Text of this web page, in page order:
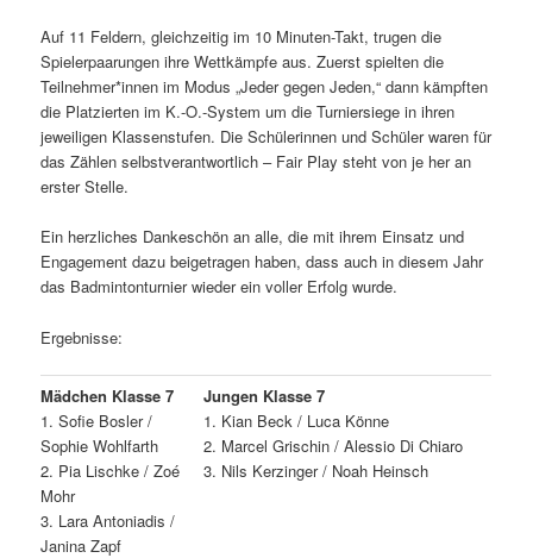
Auf 11 Feldern, gleichzeitig im 10 Minuten-Takt, trugen die
Spielerpaarungen ihre Wettkämpfe aus. Zuerst spielten die
Teilnehmer*innen im Modus „Jeder gegen Jeden,“ dann kämpften
die Platzierten im K.-O.-System um die Turniersiege in ihren
jeweiligen Klassenstufen. Die Schülerinnen und Schüler waren für
das Zählen selbstverantwortlich – Fair Play steht von je her an
erster Stelle.
Ein herzliches Dankeschön an alle, die mit ihrem Einsatz und
Engagement dazu beigetragen haben, dass auch in diesem Jahr
das Badmintonturnier wieder ein voller Erfolg wurde.
Ergebnisse:
Mädchen Klasse 7
1. Sofie Bosler /
Sophie Wohlfarth
2. Pia Lischke / Zoé
Mohr
3. Lara Antoniadis /
Janina Zapf
Jungen Klasse 7
1. Kian Beck / Luca Könne
2. Marcel Grischin / Alessio Di Chiaro
3. Nils Kerzinger / Noah Heinsch